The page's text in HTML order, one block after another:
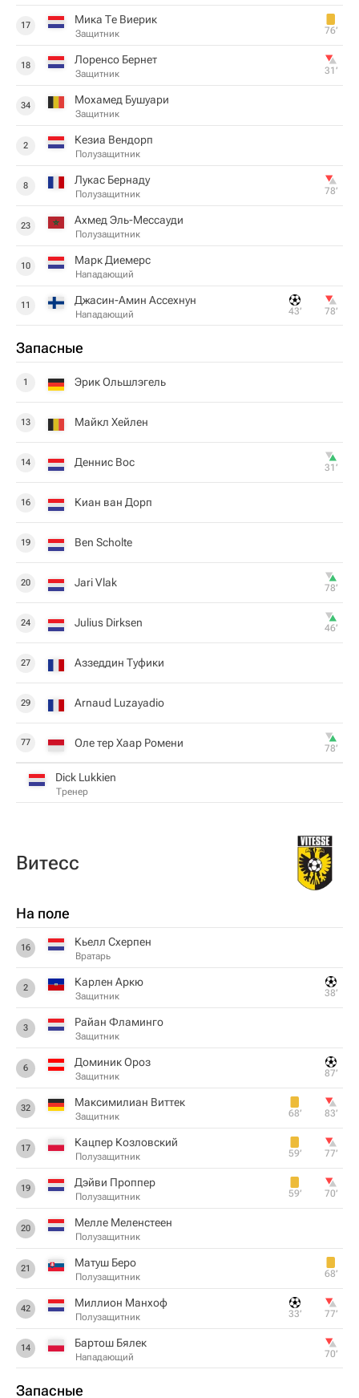
17 Мика Те Виерик
Защитник 76‎’‎
18 Лоренсо Бернет
Защитник 31‎’‎
34 Мохамед Бушуари
Защитник
2 Кезиа Вендорп
Полузащитник
8 Лукас Бернаду
Полузащитник 78‎’‎
23 Ахмед Эль-Мессауди
Полузащитник
10 Марк Диемерс
Нападающий
11 Джасин-Амин Ассехнун
Нападающий 43‎’‎ 78‎’‎
Запасные
1 Эрик Ольшлэгель
13 Майкл Хейлен
14 Деннис Вос 31‎’‎
16 Киан ван Дорп
19 Ben Scholte
20 Jari Vlak 78‎’‎
24 Julius Dirksen 46‎’‎
27 Аззеддин Туфики
29 Arnaud Luzayadio
77 Оле тер Хаар Ромени 78‎’‎
Dick Lukkien
Тренер
Витесс
На поле
16 Кьелл Схерпен
Вратарь
2 Карлен Аркю
Защитник 38‎’‎
3 Райан Фламинго
Защитник
6 Доминик Ороз
Защитник 87‎’‎
32 Максимилиан Виттек
Защитник 68‎’‎ 83‎’‎
17 Кацпер Козловский
Полузащитник 59‎’‎ 77‎’‎
19 Дэйви Проппер
Полузащитник 59‎’‎ 70‎’‎
20 Мелле Меленстеен
Полузащитник
21 Матуш Беро
Полузащитник 68‎’‎
42 Миллион Манхоф
Полузащитник 33‎’‎ 77‎’‎
14 Бартош Бялек
Нападающий 70‎’‎
Запасные